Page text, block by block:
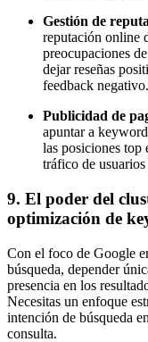
Gestión de
reputación online
preocupaciones
dejar reseñas
feedback negativo.
Publicidad de
apuntar a
las posiciones top
tráfico de
9. El poder del
optimización de
Con el foco de Google
búsqueda, depender
presencia en los
Necesitas un enfoque
intención de búsqueda
consulta.